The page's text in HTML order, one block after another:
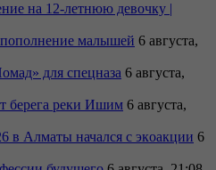
на 12-летнюю девочку |
малышей 6 августа,
для спецназа 6 августа,
берега реки Ишим 6 августа,
в Алматы начался с экoакции 6